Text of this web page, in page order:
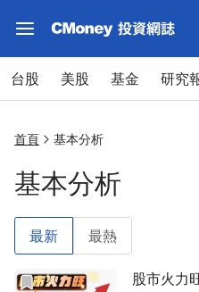
台股 美股 基金 研究
首頁 基本分析
基本分析
最新 最熱
前往股市火力旺🔥10/11交
股市火力